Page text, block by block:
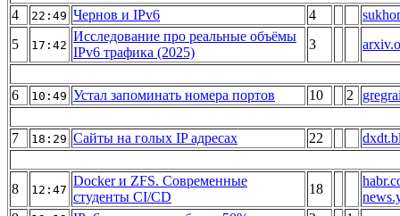
4 22:49 Чернов и IPv6 4
5
17:42
Исследование про реальные объёмы
IPv6 трафика (2025)
3
6 10:49 Устал запоминать номера портов 10 2
7 18:29 Сайты на голых IP адресах 22
8 12:47
Docker и ZFS. Современные
студенты CI/CD
18